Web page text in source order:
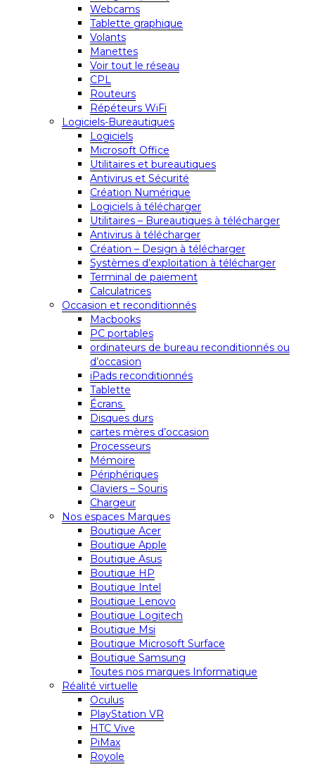
Webcams
Tablette graphique
Volants
Manettes
Voir tout le réseau
CPL
Routeurs
Répéteurs WiFi
Logiciels-Bureautiques
Logiciels
Microsoft Office
Utilitaires et bureautiques
Antivirus et Sécurité
Création Numérique
Logiciels à télécharger
Utilitaires – Bureautiques à télécharger
Antivirus à télécharger
Création – Design à télécharger
Systèmes d’exploitation à télécharger
Terminal de paiement
Calculatrices
Occasion et reconditionnés
Macbooks
PC portables
ordinateurs de bureau reconditionnés ou
d’occasion
iPads reconditionnés
Tablette
Écrans
Disques durs
cartes mères d’occasion
Processeurs
Mémoire
Périphériques
Claviers – Souris
Chargeur
Nos espaces Marques
Boutique Acer
Boutique Apple
Boutique Asus
Boutique HP
Boutique Intel
Boutique Lenovo
Boutique Logitech
Boutique Msi
Boutique Microsoft Surface
Boutique Samsung
Toutes nos marques Informatique
Réalité virtuelle
Oculus
PlayStation VR
HTC Vive
PiMax
Royole